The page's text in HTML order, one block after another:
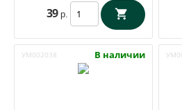
39 р.
УМ002038 В наличии